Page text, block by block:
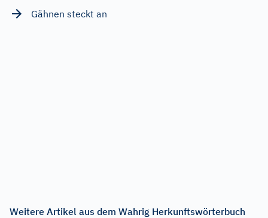
Gähnen steckt an
Weitere Artikel aus dem Wahrig Herkunftswörterbuch